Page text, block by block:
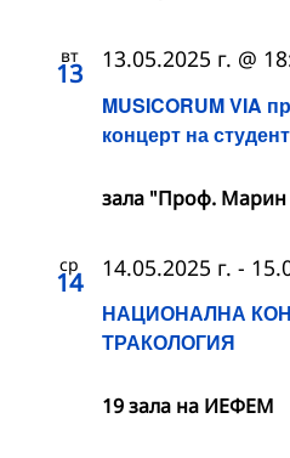
вт
13
MUSICORUM VIA
концерт на
13.05.2025 г. @
зала "Проф.
ср
14
НАЦИОНАЛНА
ТРАКОЛОГИЯ
14.05.2025 г. -
19 зала на ИЕФЕМ